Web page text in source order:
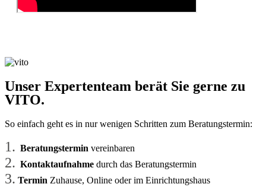
Unser Expertenteam berät Sie gerne zu
VITO.
So einfach geht es in nur wenigen Schritten zum Beratungstermin:
1. Beratungstermin vereinbaren
2. Kontaktaufnahme durch das Beratungstermin
3. Termin Zuhause, Online oder im Einrichtungshaus